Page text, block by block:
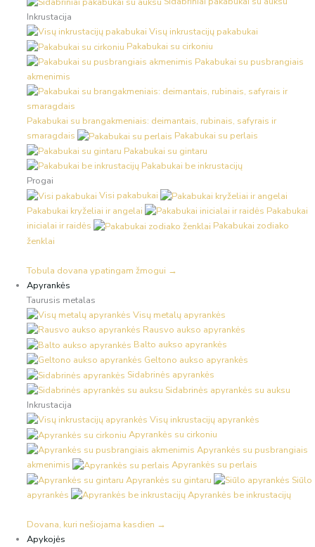
Inkrustacija
Visų inkrustacijų pakabukai
Pakabukai su cirkoniu
Pakabukai su pusbrangiais
akmenimis
Pakabukai su brangakmeniais: deimantais, rubinais, safyrais ir
smaragdais
Pakabukai su perlais
Pakabukai su gintaru
Pakabukai be inkrustacijų
Progai
Visi pakabukai
Pakabukai kryželiai ir angelai
Pakabukai
inicialai ir raidės
Pakabukai zodiako
ženklai
Tobula dovana ypatingam žmogui →
Apyrankės
Taurusis metalas
Visų metalų apyrankės
Rausvo aukso apyrankės
Balto aukso apyrankės
Geltono aukso apyrankės
Sidabrinės apyrankės
Sidabrinės apyrankės su auksu
Inkrustacija
Visų inkrustacijų apyrankės
Apyrankės su cirkoniu
Apyrankės su pusbrangiais
akmenimis
Apyrankės su perlais
Apyrankės su gintaru
Siūlo
apyrankės
Apyrankės be inkrustacijų
Dovana, kuri nešiojama kasdien →
Apykojės